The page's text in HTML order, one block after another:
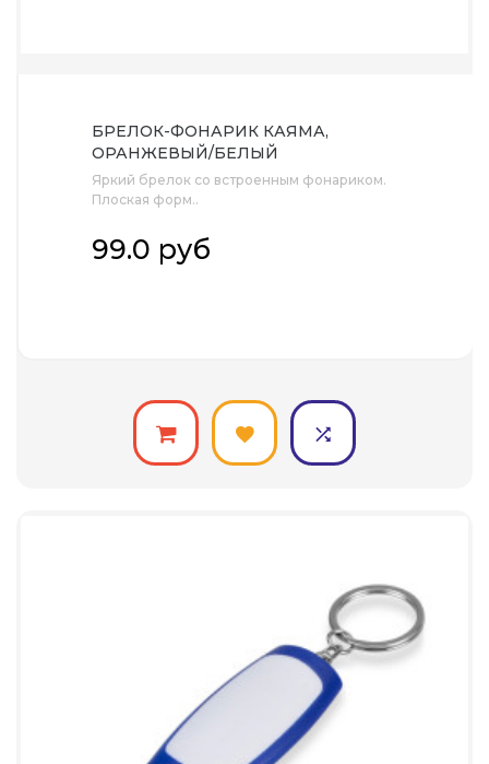
БРЕЛОК-ФОНАРИК КАЯМА,
ОРАНЖЕВЫЙ/БЕЛЫЙ
Яркий брелок со встроенным фонариком.
Плоская форм..
99.0 руб